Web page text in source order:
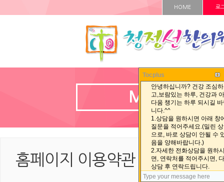
HOME 로
MEMBER
홈페이지 이용약관 홈페이지 이용약관 < MEMBER <
Tocplus